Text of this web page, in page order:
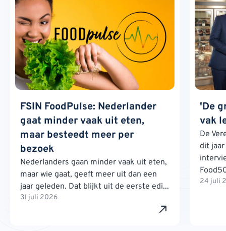
FSIN FoodPulse: Nederlander
gaat minder vaak uit eten,
maar besteedt meer per
bezoek
Nederlanders gaan minder vaak uit eten,
maar wie gaat, geeft meer uit dan een
jaar geleden. Dat blijkt uit de eerste edi...
31 juli 2026
'De
vak
De
dit
24 juli